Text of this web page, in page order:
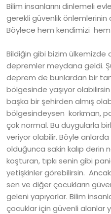
Bilim insanlarını dinlemeli
gerekli güvenlik önlemlerinin
Böylece hem kendimizi
Bildiğin gibi bizim
depremler meydana geldi.
deprem de bunlardan bir
bölgesinde yaşıyor
başka bir şehirden almış
bölgesindeysen korkman,
çok normal. Bu duygularla
veriyor olabilir. Böyle
olduğunca sakin kalıp derin
koşturan, tıpkı senin gibi
yetişkinler görebilirsin.
sen ve diğer çocukların
geleni yapıyorlar. Bilim
çocuklar için güvenli alanlar